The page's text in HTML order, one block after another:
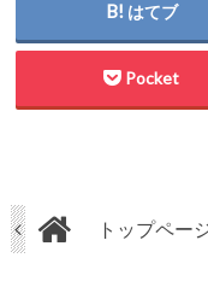
はてブ
Pocket
トップペー